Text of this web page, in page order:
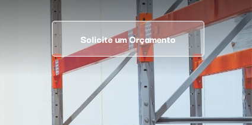
Solicite um Orçamento